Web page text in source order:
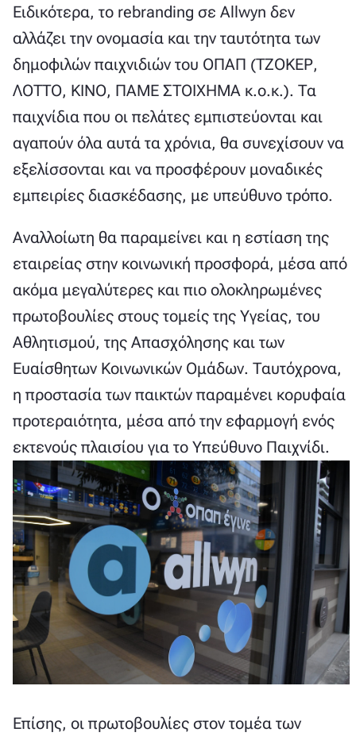
Ειδικότερα, το rebranding σε Allwyn δεν
αλλάζει την ονομασία και την ταυτότητα των
δημοφιλών παιχνιδιών του ΟΠΑΠ (ΤΖΟΚΕΡ,
ΛΟΤΤΟ, ΚΙΝΟ, ΠΑΜΕ ΣΤΟΙΧΗΜΑ κ.ο.κ.). Τα
παιχνίδια που οι πελάτες εμπιστεύονται και
αγαπούν όλα αυτά τα χρόνια, θα συνεχίσουν να
εξελίσσονται και να προσφέρουν μοναδικές
εμπειρίες διασκέδασης, με υπεύθυνο τρόπο.
Αναλλοίωτη θα παραμείνει και η εστίαση της
εταιρείας στην κοινωνική προσφορά, μέσα από
ακόμα μεγαλύτερες και πιο ολοκληρωμένες
πρωτοβουλίες στους τομείς της Υγείας, του
Αθλητισμού, της Απασχόλησης και των
Ευαίσθητων Κοινωνικών Ομάδων. Ταυτόχρονα,
η προστασία των παικτών παραμένει κορυφαία
προτεραιότητα, μέσα από την εφαρμογή ενός
εκτενούς πλαισίου για το Υπεύθυνο Παιχνίδι.
Επίσης, οι πρωτοβουλίες στον τομέα των